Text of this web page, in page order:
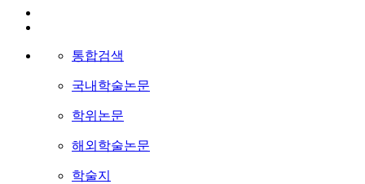
통합검색
국내학술논문
학위논문
해외학술논문
학술지